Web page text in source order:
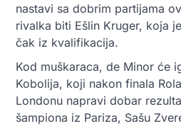
nastavi sa dobrim partijama
rivalka biti Ešlin Kruger, koja
čak iz kvalifikacija.
Kod muškaraca, de Minor će
Kobolija, koji nakon finala
Londonu napravi dobar
šampiona iz Pariza, Sašu